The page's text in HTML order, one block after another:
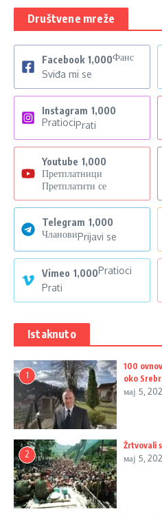
Društvene mreže
Facebook 1,000Фанс
Sviđa mi se
Instagram 1,000
PratiociPrati
Youtube 1,000
Претплатници
Претплатити се
Telegram 1,000
ЧлановиPrijavi se
Vimeo 1,000Pratioci
Prati
Istaknuto
1
100
oko
мај 5,
2
Žrtvovali
мај 5,